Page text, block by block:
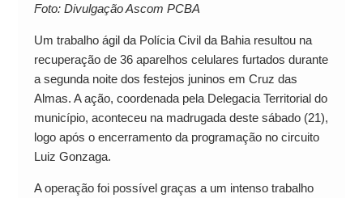
Foto: Divulgação Ascom PCBA
Um trabalho ágil da Polícia Civil da Bahia resultou na
recuperação de 36 aparelhos celulares furtados durante
a segunda noite dos festejos juninos em Cruz das
Almas. A ação, coordenada pela Delegacia Territorial do
município, aconteceu na madrugada deste sábado (21),
logo após o encerramento da programação no circuito
Luiz Gonzaga.
A operação foi possível graças a um intenso trabalho